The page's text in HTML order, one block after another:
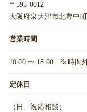
〒595-0012
大阪府泉大津市北豊中
営業時間
10:00 〜 18:00 ※時間
定休日
（日、祝応相談）